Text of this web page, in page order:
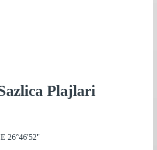
Plajlari
26°46'52''